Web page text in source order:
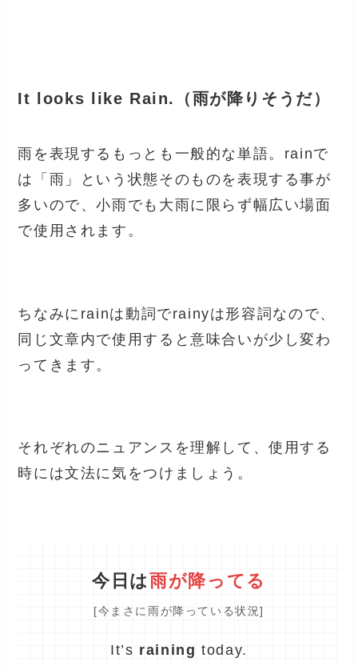
It looks like Rain.（雨が降りそうだ）
雨を表現するもっとも一般的な単語。rainで
は「雨」という状態そのものを表現する事が
多いので、小雨でも大雨に限らず幅広い場面
で使用されます。
ちなみに rainは動詞でrainyは形容詞なので、
同じ文章内で使用すると意味合いが少し変わ
ってきます。
それぞれのニュアンスを理解して、使用する
時には文法に気をつけましょう。
今日は雨が降ってる
[今まさに雨が降っている状況]
It’s raining today.